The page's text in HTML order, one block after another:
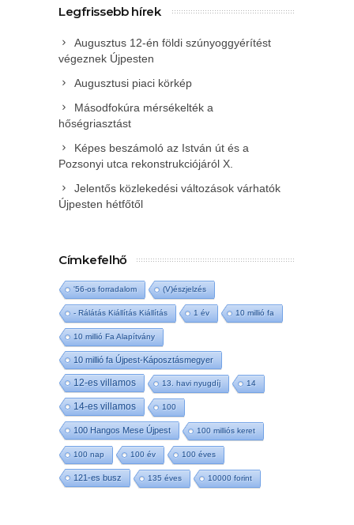
Legfrissebb hírek
Augusztus 12-én földi szúnyoggyérítést
végeznek Újpesten
Augusztusi piaci körkép
Másodfokúra mérsékelték a
hőségriasztást
Képes beszámoló az István út és a
Pozsonyi utca rekonstrukciójáról X.
Jelentős közlekedési változások várhatók
Újpesten hétfőtől
Címkefelhő
'56-os forradalom (V)észjelzés
- Rálátás Kiállítás Kiállítás 1 év 10 millió fa
10 millió Fa Alapítvány
10 millió fa Újpest-Káposztásmegyer
12-es villamos 13. havi nyugdíj 14
14-es villamos 100
100 Hangos Mese Újpest 100 milliós keret
100 nap 100 év 100 éves
121-es busz 135 éves 10000 forint